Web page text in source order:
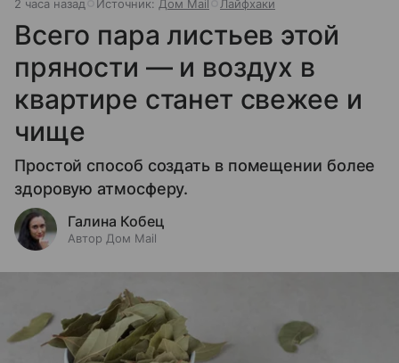
2 часа назад Источник: Дом Mail Лайфхаки
Всего пара листьев этой
пряности — и воздух в
квартире станет свежее и
чище
Простой способ создать в помещении более
здоровую атмосферу.
Галина Кобец
Автор Дом Mail